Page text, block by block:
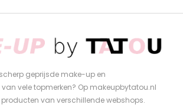
geprijsde make-up en
vele topmerken? Op makeupbytatou.nl
van verschillende webshops.